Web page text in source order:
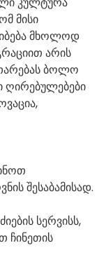
მისი
მხოლოდ
არის
ბოლო
ღირებულებები
შესაბამისად.
სერვისს,
ჩინეთის